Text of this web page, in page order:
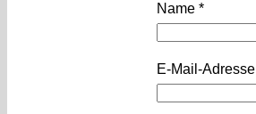
Name *
E-Mail-Adresse